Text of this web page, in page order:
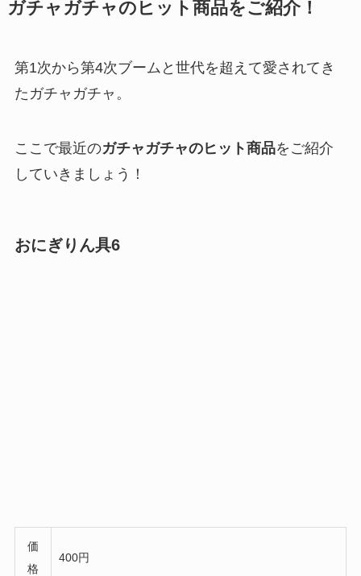
ガチャガチャのヒット商品をご紹介！
第1次から第4次ブームと世代を超えて愛されてき
たガチャガチャ。
ここで最近のガチャガチャのヒット商品をご紹介
していきましょう！
おにぎりん具6
価
格
400円